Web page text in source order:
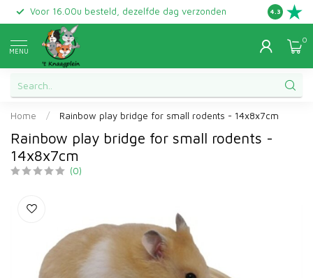
Voor 16.00u besteld, dezelfde dag verzonden Gratis
4.3
MENU
0
Home / Rainbow play bridge for small rodents - 14x8x7cm
Rainbow play bridge for small rodents -
14x8x7cm
(0)